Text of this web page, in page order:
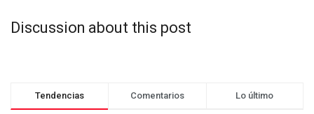
Discussion about this post
Tendencias Comentarios Lo último